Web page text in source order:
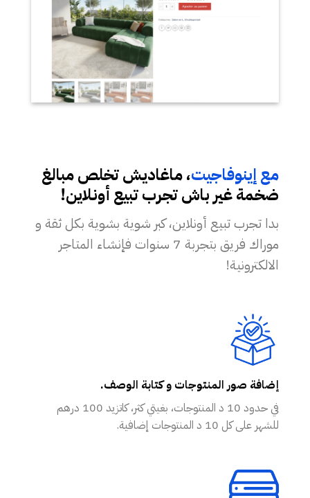
مع إينوفاجيت، ماغاديش تخلص مبالغ
ضخمة غير باش تجرب تبيع أونلاين!
بدا تجرب تبيع أونلاين، كبر شوية بشوية بكل ثقة و
موراك فريق بتجربة 7 سنوات فإنشاء المتاجر
الالكترونية!
إضافة صور المنتوجات و كتابة الوصف.
في حدود 10 د المنتوجات، بغيتي كثر، كاتزيد 100 درهم
للشهر على كل 10 د المنتوجات إضافية.